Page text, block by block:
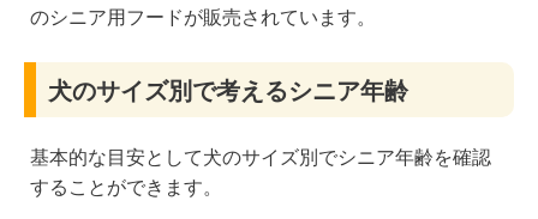
のシニア用フードが販売されています。
犬のサイズ別で考えるシニア年齢
基本的な目安として犬のサイズ別でシニア年齢を確認
することができます。